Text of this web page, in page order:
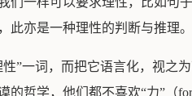
此亦是一种理性的判断与推理。
”一词，而把它语言化，视之
哲学，他们都不喜欢“力”（